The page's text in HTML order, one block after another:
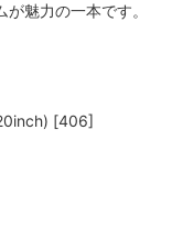
魅力の一本です。
20inch) [406]